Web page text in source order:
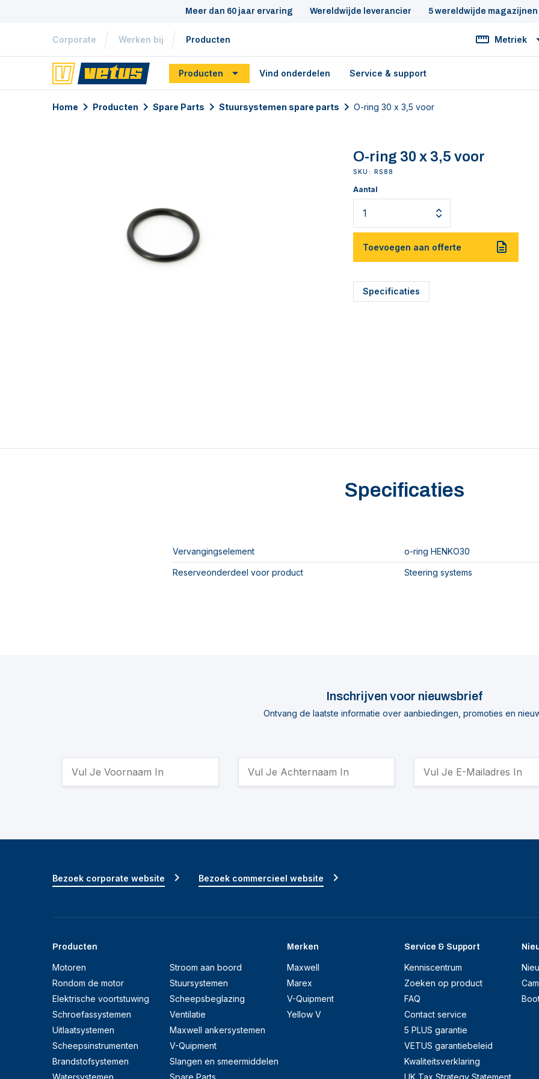
Meer dan 60 jaar ervaring Wereldwijde leverancier 5 wereldwijde magazijnen
Corporate Werken bij Producten Metriek
Producten Vind onderdelen Service & support
Home Producten Spare Parts Stuursystemen spare parts O-ring 30 x 3,5 voor
O-ring 30 x 3,5 voor
SKU: RS88
Aantal
Toevoegen aan offerte
Specificaties
Specificaties
Vervangingselement o-ring HENKO30
Reserveonderdeel voor product Steering systems
Inschrijven voor nieuwsbrief
Ontvang de laatste informatie over aanbiedingen, promoties en
Producten
Motoren
Rondom de motor
Elektrische voortstuwing
Schroefassystemen
Uitlaatsystemen
Scheepsinstrumenten
Brandstofsystemen
Watersystemen
Stroom aan boord
Stuursystemen
Scheepsbeglazing
Ventilatie
Maxwell ankersystemen
V-Quipment
Slangen en smeermiddelen
Spare Parts
Merken
Maxwell
Marex
V-Quipment
Yellow V
Service & Support
Kenniscentrum
Zoeken op product
FAQ
Contact service
5 PLUS garantie
VETUS garantiebeleid
Kwaliteitsverklaring
UK Tax Strategy Statement
Bezoek corporate website Bezoek commercieel website